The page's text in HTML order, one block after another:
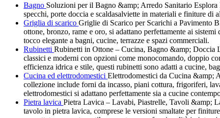
Bagno Soluzioni per il Bagno &amp; Arredo Sanitario
specchi, porte doccia e scaldasalviette in materiali e finiture
Griglia di scarico Griglie di Scarico per Scarichi a Pavimento
ottone, bronzo, rame e oro, si adattano perfettamente ai
tocco elegante a bagni, cucine, terrazze e spazi commerciali.
Rubinetti Rubinetti in Ottone – Cucina, Bagno &amp; Doccia
classici e moderni con opzioni come monocomando, doppio
efficienza idrica e stile, questi rubinetti sono adatti a cucine,
Cucina ed elettrodomestici Elettrodomestici da Cucina &amp;
collezione include forni da incasso, piani cottura, frigoriferi,
elettrodomestici si adattano perfettamente sia a cucine
Pietra lavica Pietra Lavica – Lavabi, Piastrelle, Tavoli &amp;
tavolo in pietra lavica, comprese le versioni smaltate per